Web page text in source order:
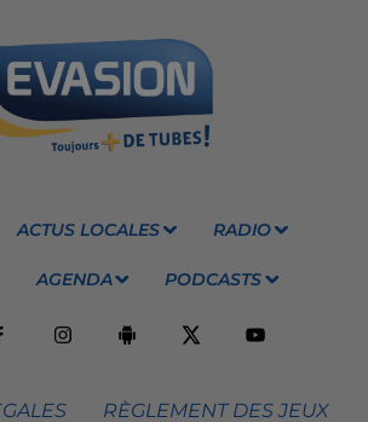
ACTUS LOCALES RADIO
AGENDA PODCASTS
RÈGLEMENT DES JEUX